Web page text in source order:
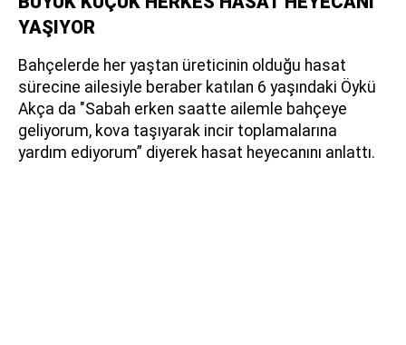
YAŞIYOR
Bahçelerde her yaştan üreticinin olduğu hasat
sürecine ailesiyle beraber katılan 6 yaşındaki Öykü
Akça da "Sabah erken saatte ailemle bahçeye
geliyorum, kova taşıyarak incir toplamalarına
yardım ediyorum” diyerek hasat heyecanını anlattı.